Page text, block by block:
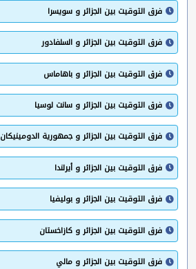
فرق التوقيت بين الجزائر و سويسرا
فرق التوقيت بين الجزائر و السلفادور
فرق التوقيت بين الجزائر و باهاماس
فرق التوقيت بين الجزائر و سانت لوسيا
فرق التوقيت بين الجزائر و جمهورية الدومينيكان
فرق التوقيت بين الجزائر و أيرلندا
فرق التوقيت بين الجزائر و بوليفيا
فرق التوقيت بين الجزائر و كازاخستان
فرق التوقيت بين الجزائر و مالي